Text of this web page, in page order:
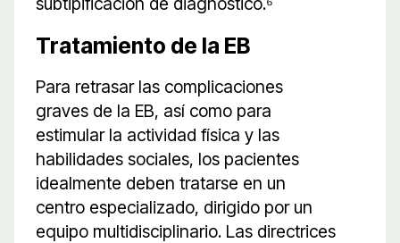
Tratamiento de la EB
Para retrasar las complicaciones
graves de la EB, así como para
estimular la actividad física y las
habilidades sociales, los pacientes
idealmente deben tratarse en un
centro especializado, dirigido por un
equipo multidisciplinario. Las directrices